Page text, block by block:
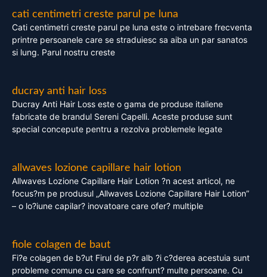
cati centimetri creste parul pe luna
Cati centimetri creste parul pe luna este o intrebare frecventa
printre persoanele care se straduiesc sa aiba un par sanatos
si lung. Parul nostru creste
ducray anti hair loss
Ducray Anti Hair Loss este o gama de produse italiene
fabricate de brandul Sereni Capelli. Aceste produse sunt
special concepute pentru a rezolva problemele legate
allwaves lozione capillare hair lotion
Allwaves Lozione Capillare Hair Lotion ?n acest articol, ne
focus?m pe produsul „Allwaves Lozione Capillare Hair Lotion”
– o lo?iune capilar? inovatoare care ofer? multiple
fiole colagen de baut
Fi?e colagen de b?ut Firul de p?r alb ?i c?derea acestuia sunt
probleme comune cu care se confrunt? multe persoane. Cu